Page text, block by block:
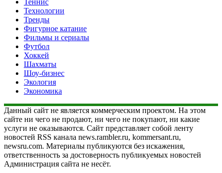
Технологии
Тренды
Фигурное катание
Фильмы и сериалы
Футбол
Хоккей
Шахматы
Шоу-бизнес
Экология
Экономика
Данный сайт не является коммерческим проектом. На этом
сайте ни чего не продают, ни чего не покупают, ни какие
услуги не оказываются. Сайт представляет собой ленту
новостей RSS канала news.rambler.ru, kommersant.ru,
newsru.com. Материалы публикуются без искажения,
ответственность за достоверность публикуемых новостей
Администрация сайта не несёт.